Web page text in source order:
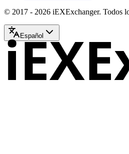
© 2017 - 2026 iEXExchanger. Todos
Español